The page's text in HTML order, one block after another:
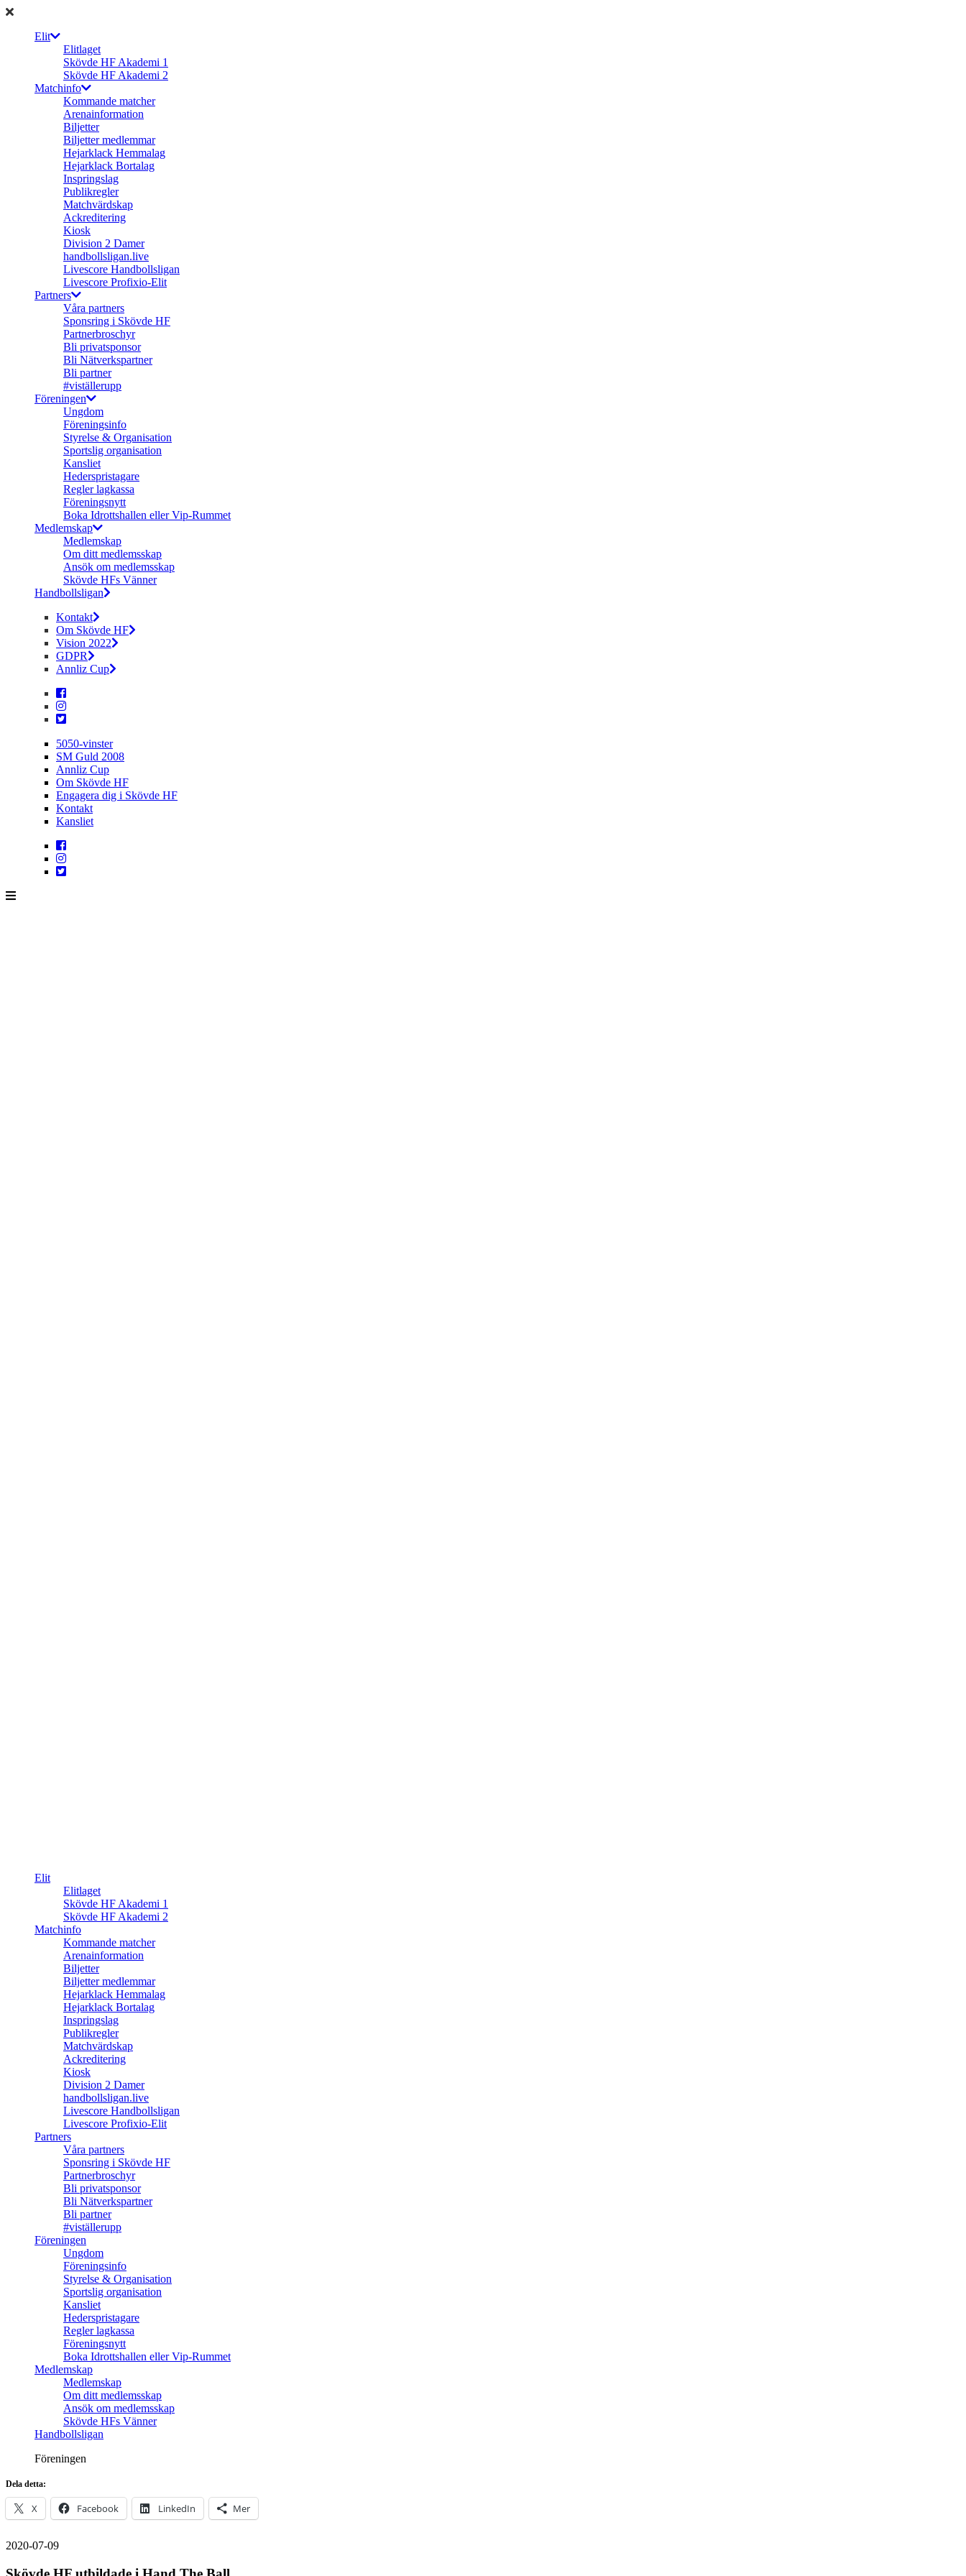
Elit
Elitlaget
Skövde HF Akademi 1
Skövde HF Akademi 2
Matchinfo
Kommande matcher
Arenainformation
Biljetter
Biljetter medlemmar
Hejarklack Hemmalag
Hejarklack Bortalag
Inspringslag
Publikregler
Matchvärdskap
Ackreditering
Kiosk
Division 2 Damer
handbollsligan.live
Livescore Handbollsligan
Livescore Profixio-Elit
Partners
Våra partners
Sponsring i Skövde HF
Partnerbroschyr
Bli privatsponsor
Bli Nätverkspartner
Bli partner
#viställerupp
Föreningen
Ungdom
Föreningsinfo
Styrelse & Organisation
Sportslig organisation
Kansliet
Hederspristagare
Regler lagkassa
Föreningsnytt
Boka Idrottshallen eller Vip-Rummet
Medlemskap
Medlemskap
Om ditt medlemsskap
Ansök om medlemsskap
Skövde HFs Vänner
Handbollsligan
Kontakt
Om Skövde HF
Vision 2022
GDPR
Annliz Cup
5050-vinster
SM Guld 2008
Annliz Cup
Om Skövde HF
Engagera dig i Skövde HF
Kontakt
Kansliet
Elit
Elitlaget
Skövde HF Akademi 1
Skövde HF Akademi 2
Matchinfo
Kommande matcher
Arenainformation
Biljetter
Biljetter medlemmar
Hejarklack Hemmalag
Hejarklack Bortalag
Inspringslag
Publikregler
Matchvärdskap
Ackreditering
Kiosk
Division 2 Damer
handbollsligan.live
Livescore Handbollsligan
Livescore Profixio-Elit
Partners
Våra partners
Sponsring i Skövde HF
Partnerbroschyr
Bli privatsponsor
Bli Nätverkspartner
Bli partner
#viställerupp
Föreningen
Ungdom
Föreningsinfo
Styrelse & Organisation
Sportslig organisation
Kansliet
Hederspristagare
Regler lagkassa
Föreningsnytt
Boka Idrottshallen eller Vip-Rummet
Medlemskap
Medlemskap
Om ditt medlemsskap
Ansök om medlemsskap
Skövde HFs Vänner
Handbollsligan
Föreningen
Dela detta:
X Facebook LinkedIn Mer
2020-07-09